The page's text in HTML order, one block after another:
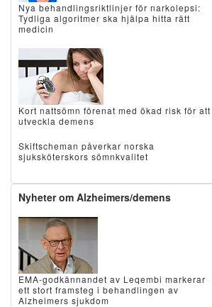
Nya behandlingsriktlinjer för narkolepsi:
Tydliga algoritmer ska hjälpa hitta rätt
medicin
Kort nattsömn förenat med ökad risk för att
utveckla demens
Skiftscheman påverkar norska
sjuksköterskors sömnkvalitet
Nyheter om Alzheimers/demens
EMA-godkännandet av Leqembi markerar
ett stort framsteg i behandlingen av
Alzheimers sjukdom